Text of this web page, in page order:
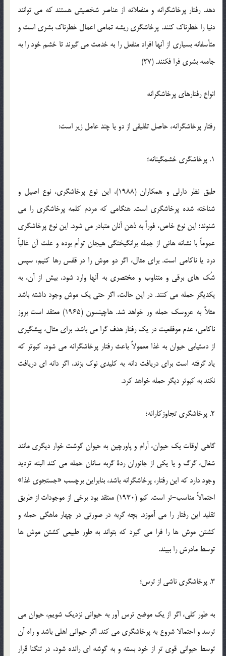
دهد. رفتار پرخاشگرانه و منفعلانه از عناصر شخصیتی هستند که می توانند
دنیا را خطرناک کنند. پرخاشگری ریشه تمامی اعمال خطرناک بشری است و
متأسفانه بسیاری از آنها افراد منفعل را به خدمت می گیرند تا خشم خود را به
جامعه بشری فرا فکنند. (27)
انواع رفتارهای پرخاشگرانه
رفتار پرخاشگرانه، حاصل تلفیقی از دو یا چند عامل زیر است:
1. پرخاشگری خشمگینانه؛
طبق نظر دارلی و همکاران (1988)، این نوع پرخاشگری، نوع اصیل و
شناخته شده پرخاشگری است. هنگامی که مردم کلمه پرخاشگری را می
شنوند؛ این نوع خاص، فوراً به ذهن آنان متبادر می شود. این نوع پرخاشگری
عموماً با نشانه هائی از جمله برانگیختگی هیجان توأم بوده و علت آن غالباً
درد یا ناکامی است. برای مثال، اگر دو موش را در قفس رها کنیم، سپس
شُک های برقی و متناوب و مختصری به آنها وارد شود، بیش از آن، به
یکدیگر حمله می کنند. در این حالت، اگر حتی یک موش وجود داشته باشد
مثلاً به عروسک حمله ور خواهد شد. هاچینسون (1965) معتقد است بروز
ناکامی، عدم موفقعیت در یک رفتار هدف گرا می باشد. برای مثال، پیشگیری
از دستیابی حیوان به غذا معمولاً باعث رفتار پرخاشگرانه می شود. کبوتر که
یاد گرفته است برای دریافت دانه به کلیدی نوک بزند، اگر دانه ای دریافت
نکند به کبوتر دیگر حمله خواهد کرد.
2. پرخاشگری تجاوزکارانه؛
گاهی اوقات یک حیوان، آرام و پاورچین به حیوان گوشت خوار دیگری مانند
شغال، گرگ و یا یکی از جانوران ردۀ گربه سانان حمله می کند البته تردید
وجود دارد که این رفتار، پرخاشگرانه باشد، بنابراین برچسب «جستجوی غذا»
احتمالاً مناسب-تر است. کیو (1930) معتقد بود برخی از موجودات از طریق
تقلید این رفتار را می آموزد. بچه گربه در صورتی در چهار ماهگی حمله و
کشتن موش ها را فرا می گیرد که بتواند به طور طبیعی کشتن موش ها
توسط مادرش را ببیند.
3. پرخاشگری ناشی از ترس؛
به طور کلی، اگر از یک موضع ترس آور به حیوانی نزدیک شویم، حیوان می
ترسد و احتمالا شروع به پرخاشگری می کند. اگر حیوانی اهلی باشد و راه آن
توسط حیوانی قوی تر از خود بسته و به گوشه ای رانده شود، در تنگنا قرار